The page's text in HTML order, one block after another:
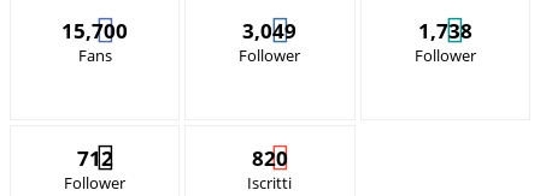
15,700
Fans
3,049
Follower
1,738
Follower
712
Follower
820
Iscritti